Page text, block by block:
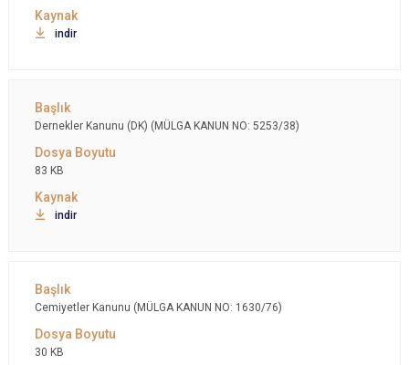
indir
Dernekler Kanunu (DK) (MÜLGA KANUN NO: 5253/38)
83 KB
indir
Cemiyetler Kanunu (MÜLGA KANUN NO: 1630/76)
30 KB